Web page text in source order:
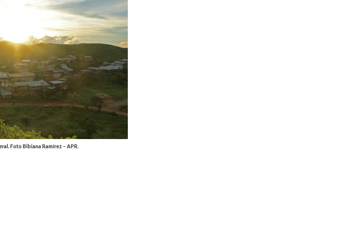
Foto Bibiana Ramírez – APR.